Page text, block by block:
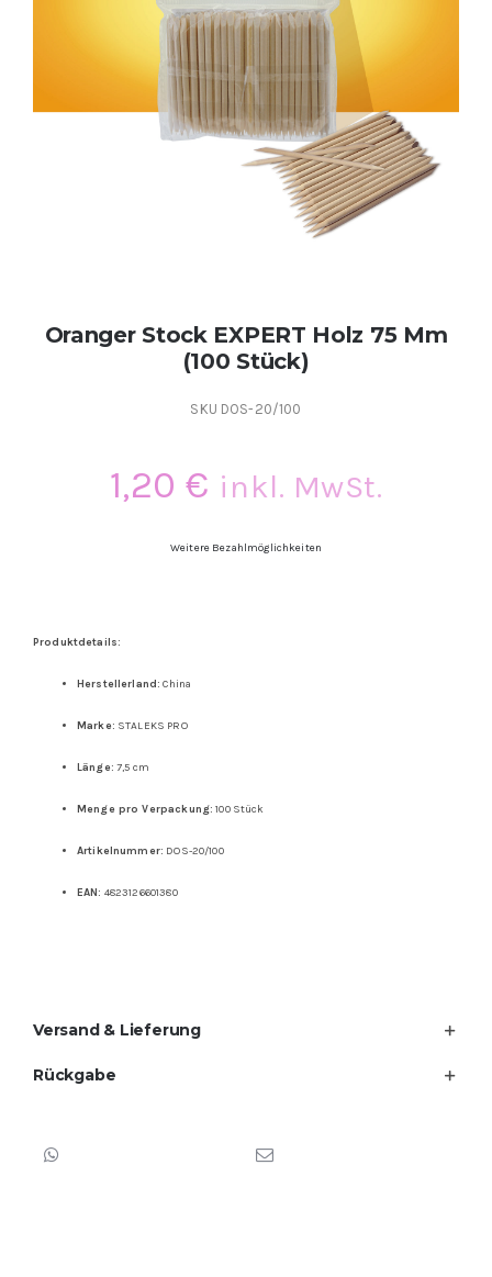
Kundenbewertungen
Oranger Stock EXPERT Holz 75 Mm
(100 Stück)
SKU DOS-20/100
1,20€ inkl. MwSt.
Weitere Bezahlmöglichkeiten
Produktdetails:
Herstellerland: China
Marke: STALEKS PRO
Länge: 7,5 cm
Menge pro Verpackung: 100 Stück
Artikelnummer: DOS-20/100
EAN: 4823126601380
Versand & Lieferung
Rückgabe